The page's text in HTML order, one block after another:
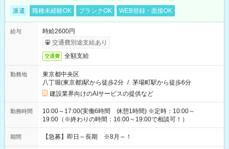
派遣 職種未経験OK ブランクOK WEB登録・面接OK
給与
時給2600円
交通費別途支給あり
交通費 全額支給
勤務地
東京都中央区
八丁堀(東京都)駅から徒歩2分 / 茅場町駅から徒歩6分
建設業界向けのAIサービスの提供など
勤務時間
10:00～17:00(実働6時間 休憩1時間) ※定時：10:00～
19:00（※終わりの時間：16:00～19:00で相談可！）
期間 【急募】即日～長期 ※8月～！